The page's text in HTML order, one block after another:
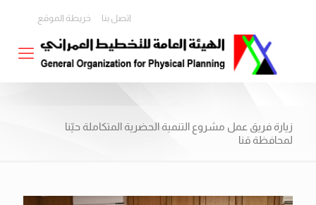
اتصل بنا خريطة الموقع
زيارة فريق عمل مشروع التنمية الحضرية المتكاملة حيّنا
لمحافظة قنا